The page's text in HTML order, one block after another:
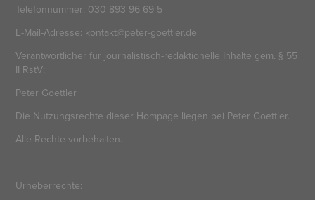
Telefonnummer: 030 893 96 69 5
E-Mail-Adresse: kontakt@peter-goettler.de
Verantwortlicher für journalistisch-redaktionelle Inhalte gem. § 55
II RstV:
Peter Goettler
Die Nut­zungs­rechte dieser Hom­page liegen bei Peter Goettler.
Alle Rechte vor­be­halten.
Urheberrechte: